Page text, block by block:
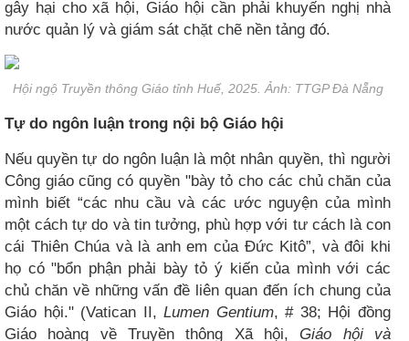
gây hại cho xã hội, Giáo hội cần phải khuyến nghị nhà
nước quản lý và giám sát chặt chẽ nền tảng đó.
Hội ngộ Truyền thông Giáo tỉnh Huế, 2025. Ảnh: TTGP Đà Nẵng​
Tự do ngôn luận trong nội bộ Giáo hội​
Nếu quyền tự do ngôn luận là một nhân quyền, thì người
Công giáo cũng có quyền "bày tỏ cho các chủ chăn của
mình biết “các nhu cầu và các ước nguyện của mình
một cách tự do và tin tưởng, phù hợp với tư cách là con
cái Thiên Chúa và là anh em của Đức Kitô”, và đôi khi
họ có "bổn phận phải bày tỏ ý kiến của mình với các
chủ chăn về những vấn đề liên quan đến ích chung của
Giáo hội." (Vatican II,Lumen Gentium, # 38; Hội đồng
Giáo hoàng về Truyền thông Xã hội,Giáo hội và